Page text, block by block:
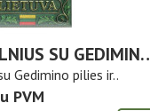
SU GEDIMINO
BOKŠTAIS
Gedimino pilies ir..
PVM